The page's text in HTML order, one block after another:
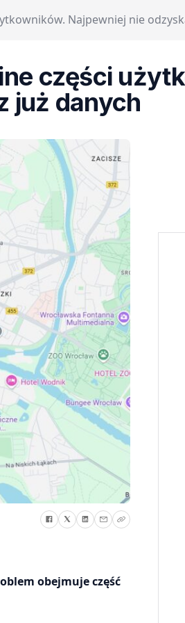
Najpewniej nie
części
już danych
obejmuje część